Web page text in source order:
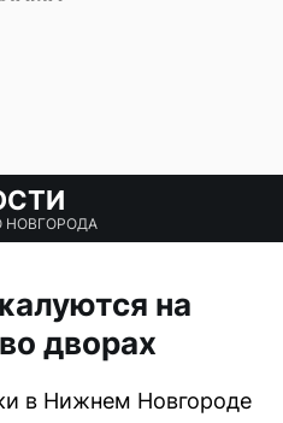
НОВГОРОДА
на
дворах
в Нижнем Новгороде